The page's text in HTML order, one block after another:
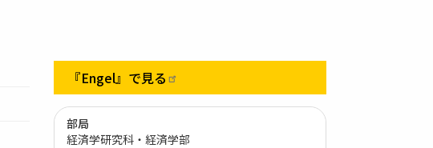
『Engel』で見る
部局
経済学研究科・経済学部